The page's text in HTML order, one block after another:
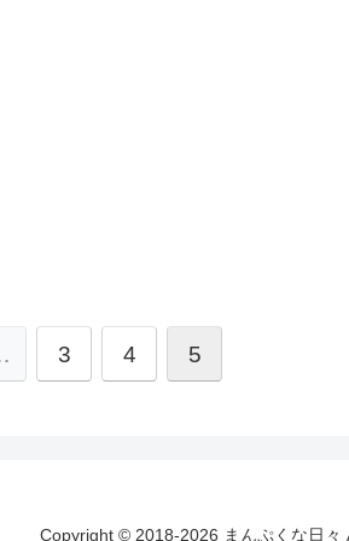
3 4 5
Copyright © 2018-2026 まんぷくな日々